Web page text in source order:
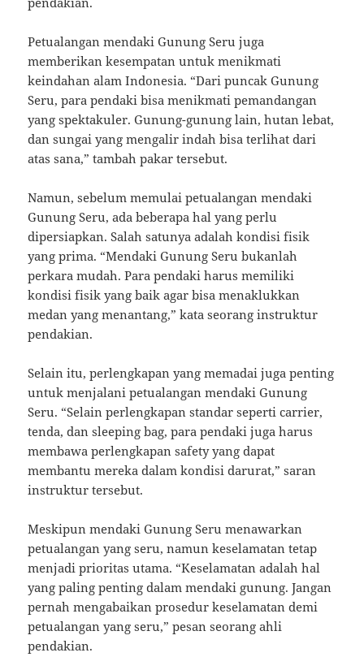
Petualangan mendaki Gunung Seru juga
memberikan kesempatan untuk menikmati
keindahan alam Indonesia. “Dari puncak Gunung
Seru, para pendaki bisa menikmati pemandangan
yang spektakuler. Gunung-gunung lain, hutan lebat,
dan sungai yang mengalir indah bisa terlihat dari
atas sana,” tambah pakar tersebut.
Namun, sebelum memulai petualangan mendaki
Gunung Seru, ada beberapa hal yang perlu
dipersiapkan. Salah satunya adalah kondisi fisik
yang prima. “Mendaki Gunung Seru bukanlah
perkara mudah. Para pendaki harus memiliki
kondisi fisik yang baik agar bisa menaklukkan
medan yang menantang,” kata seorang instruktur
pendakian.
Selain itu, perlengkapan yang memadai juga penting
untuk menjalani petualangan mendaki Gunung
Seru. “Selain perlengkapan standar seperti carrier,
tenda, dan sleeping bag, para pendaki juga harus
membawa perlengkapan safety yang dapat
membantu mereka dalam kondisi darurat,” saran
instruktur tersebut.
Meskipun mendaki Gunung Seru menawarkan
petualangan yang seru, namun keselamatan tetap
menjadi prioritas utama. “Keselamatan adalah hal
yang paling penting dalam mendaki gunung. Jangan
pernah mengabaikan prosedur keselamatan demi
petualangan yang seru,” pesan seorang ahli
pendakian.